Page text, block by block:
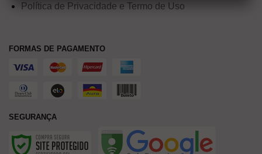
Política de Privacidade e Termo de Uso
FORMAS DE PAGAMENTO
SEGURANÇA